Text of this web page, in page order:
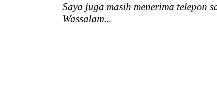
Saya juga masih menerima telepon
Wassalam...